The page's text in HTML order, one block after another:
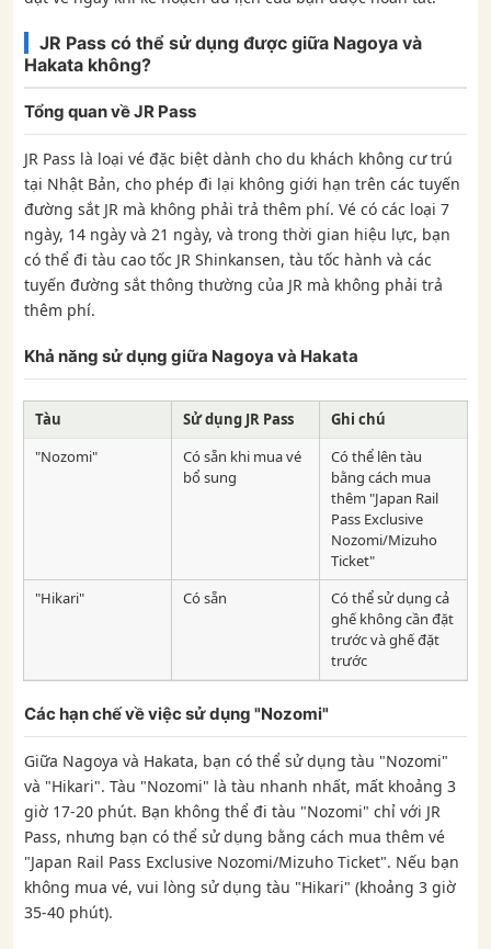
JR Pass có thể sử dụng được giữa Nagoya và
Hakata không?
Tổng quan về JR Pass
JR Pass là loại vé đặc biệt dành cho du khách không cư trú
tại Nhật Bản, cho phép đi lại không giới hạn trên các tuyến
đường sắt JR mà không phải trả thêm phí. Vé có các loại 7
ngày, 14 ngày và 21 ngày, và trong thời gian hiệu lực, bạn
có thể đi tàu cao tốc JR Shinkansen, tàu tốc hành và các
tuyến đường sắt thông thường của JR mà không phải trả
thêm phí.
Khả năng sử dụng giữa Nagoya và Hakata
Tàu Sử dụng JR Pass
Ghi chú
"Nozomi"
Có sẵn khi mua vé
bổ sung
Có thể lên tàu
bằng cách mua
thêm "Japan Rail
Pass Exclusive
Nozomi/Mizuho
Ticket"
"Hikari"
Có sẵn
Có thể sử dụng cả
ghế không cần đặt
trước và ghế đặt
trước
Các hạn chế về việc sử dụng "Nozomi"
Giữa Nagoya và Hakata, bạn có thể sử dụng tàu "Nozomi"
và "Hikari". Tàu "Nozomi" là tàu nhanh nhất, mất khoảng 3
giờ 17-20 phút. Bạn không thể đi tàu "Nozomi" chỉ với JR
Pass, nhưng bạn có thể sử dụng bằng cách mua thêm vé
"Japan Rail Pass Exclusive Nozomi/Mizuho Ticket". Nếu bạn
không mua vé, vui lòng sử dụng tàu "Hikari" (khoảng 3 giờ
35-40 phút).